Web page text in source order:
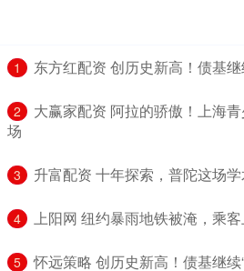
1 东方红配资 创历史新高！债基继
2
大赢家配资 阿拉的骄傲！上海
场
3 升富配资 十年探索，普陀这场
4 上阳网 纽约暴雨地铁被淹，乘客
5 怀远策略 创历史新高！债基继续